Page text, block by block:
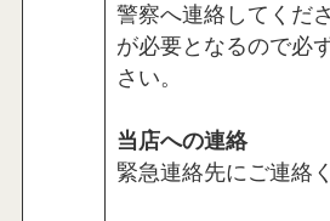
警察へ連絡してくだ
が必要となるので必
さい。
当店への連絡
緊急連絡先にご連絡